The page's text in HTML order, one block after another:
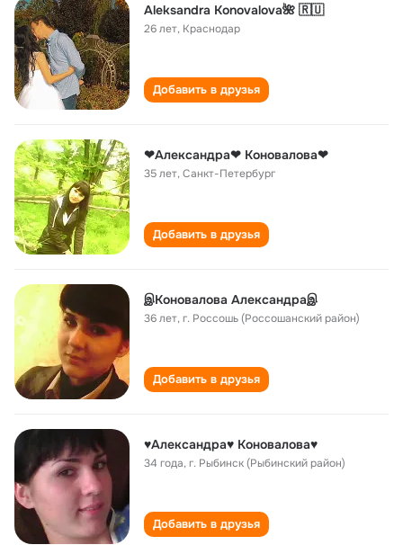
Aleksandra Konovalova🌺 🇷🇺
26 лет, Краснодар
Добавить в друзья
❤Александра❤ Коновалова❤
35 лет,Санкт-Петербург
Добавить в друзья
இКоновалова Александраஇ
36 лет,г. Россошь (Россошанский район)
Добавить в друзья
♥Александра♥ Коновалова♥
34 года,г. Рыбинск (Рыбинский район)
Добавить в друзья